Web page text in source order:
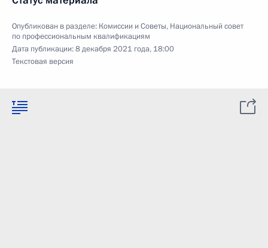
Опубликован в разделе: Комиссии и Советы, Национальный совет
по профессиональным квалификациям
Дата публикации:8 декабря 2021 года, 18:00
Текстовая версия